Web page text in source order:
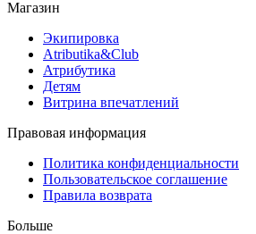
Магазин
Экипировка
Atributika&Club
Атрибутика
Детям
Витрина впечатлений
Правовая информация
Политика конфиденциальности
Пользовательское соглашение
Правила возврата
Больше